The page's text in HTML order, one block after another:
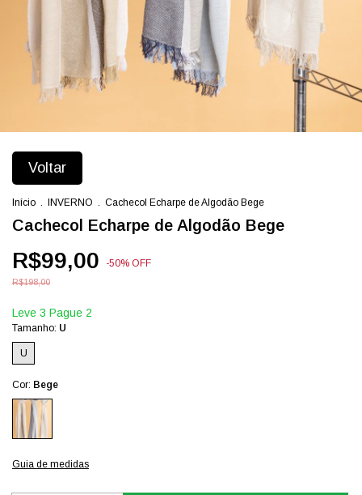
Voltar
Início . INVERNO . Cachecol Echarpe de Algodão Bege
Cachecol Echarpe de Algodão Bege
R$99,00 -50% OFF
R$198,00
Leve 3 Pague 2
Tamanho: U
U
Cor: Bege
Guia de medidas